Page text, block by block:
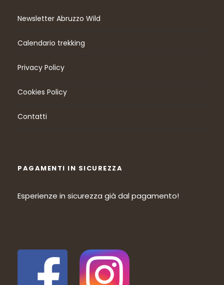
Newsletter Abruzzo Wild
Calendario trekking
Privacy Policy
Cookies Policy
Contatti
PAGAMENTI IN SICUREZZA
Esperienze in sicurezza già dal pagamento!